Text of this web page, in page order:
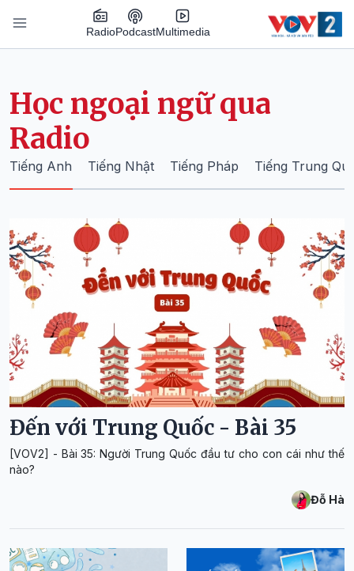
Nhảy đến nội dung
RadioPodcastMultimedia
Học ngoại ngữ qua
Radio
Tiếng Anh Tiếng Nhật Tiếng Pháp Tiếng Trung
Đến với Trung Quốc - Bài 35
[VOV2] - Bài 35: Người Trung Quốc đầu tư cho con cái như thế
nào?
Đỗ Hà